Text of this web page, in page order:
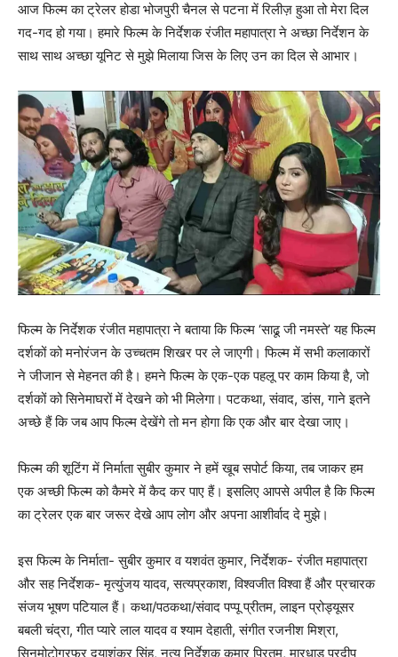
आज फिल्म का ट्रेलर होडा भोजपुरी चैनल से पटना में रिलीज़ हुआ तो मेरा दिल
गद-गद हो गया। हमारे फिल्म के निर्देशक रंजीत महापात्रा ने अच्छा निर्देशन के
साथ साथ अच्छा यूनिट से मुझे मिलाया जिस के लिए उन का दिल से आभार।
फिल्म के निर्देशक रंजीत महापात्रा ने बताया कि फिल्म ‘साढू जी नमस्ते’ यह फिल्म
दर्शकों को मनोरंजन के उच्चतम शिखर पर ले जाएगी। फिल्म में सभी कलाकारों
ने जीजान से मेहनत की है। हमने फिल्म के एक-एक पहलू पर काम किया है, जो
दर्शकों को सिनेमाघरों में देखने को भी मिलेगा। पटकथा, संवाद, डांस, गाने इतने
अच्छे हैं कि जब आप फिल्म देखेंगे तो मन होगा कि एक और बार देखा जाए।
फिल्म की शूटिंग में निर्माता सुबीर कुमार ने हमें खूब सपोर्ट किया, तब जाकर हम
एक अच्छी फिल्म को कैमरे में कैद कर पाए हैं। इसलिए आपसे अपील है कि फिल्म
का ट्रेलर एक बार जरूर देखे आप लोग और अपना आशीर्वाद दे मुझे।
इस फिल्म के निर्माता- सुबीर कुमार व यशवंत कुमार, निर्देशक- रंजीत महापात्रा
और सह निर्देशक- मृत्युंजय यादव, सत्यप्रकाश, विश्वजीत विश्वा हैं और प्रचारक
संजय भूषण पटियाल हैं। कथा/पठकथा/संवाद पप्पू प्रीतम, लाइन प्रोड्यूसर
बबली चंद्रा, गीत प्यारे लाल यादव व श्याम देहाती, संगीत रजनीश मिश्रा,
सिनमोटोग्रफर दयाशंकर सिंह, नृत्य निर्देशक कुमार प्रितम, मारधाड़ प्रदीप